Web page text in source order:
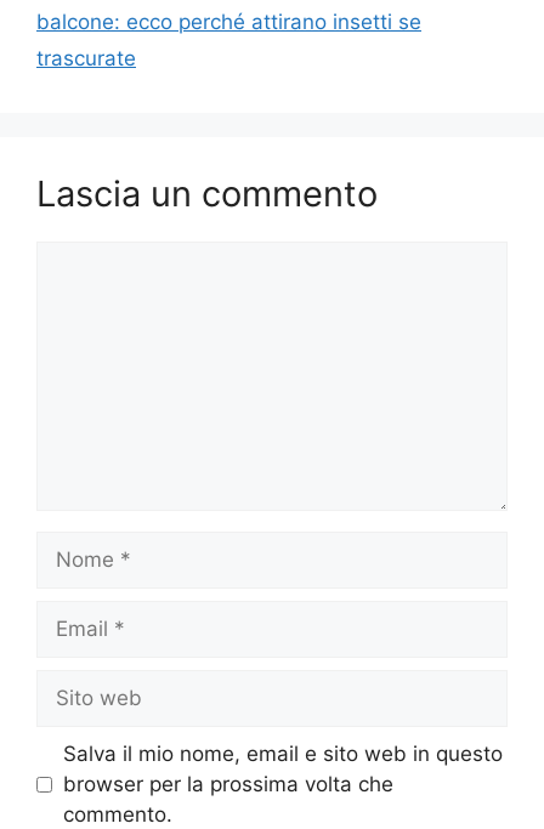
balcone: ecco perché attirano insetti se
trascurate
Lascia un commento
Nome
Email
Sito
web
Salva il mio nome, email e sito web in questo
browser per la prossima volta che
commento.